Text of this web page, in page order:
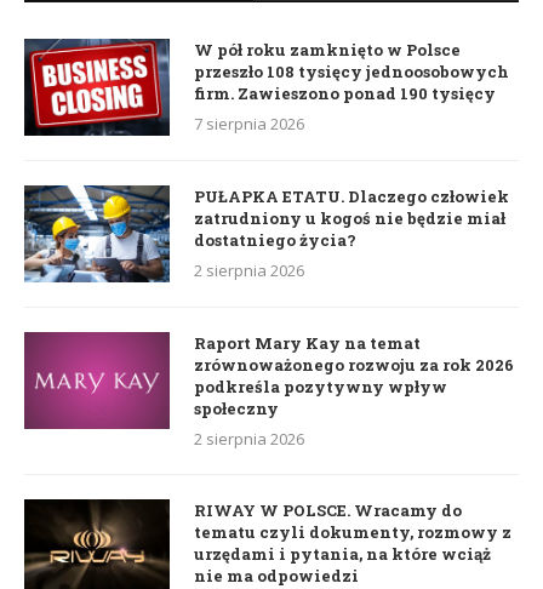
W pół roku zamknięto w Polsce
przeszło 108 tysięcy jednoosobowych
firm. Zawieszono ponad 190 tysięcy
7 sierpnia 2026
PUŁAPKA ETATU. Dlaczego człowiek
zatrudniony u kogoś nie będzie miał
dostatniego życia?
2 sierpnia 2026
Raport Mary Kay na temat
zrównoważonego rozwoju za rok 2026
podkreśla pozytywny wpływ
społeczny
2 sierpnia 2026
RIWAY W POLSCE. Wracamy do
tematu czyli dokumenty, rozmowy z
urzędami i pytania, na które wciąż
nie ma odpowiedzi